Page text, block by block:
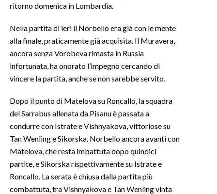
#CARAUNIONE
3 MINUTI CON
INSULARITÀ
INFO AZIENDE
ANNUNCI
PUBBLICITÀ
SPIAGGE
STORE
ritorno domenica in Lombardia.
Nella partita di ieri il Norbello era già con le mente
alla finale, praticamente già acquisita. Il Muravera,
ancora senza Vorobeva rimasta in Russia
infortunata, ha onorato l’impegno cercando di
vincere la partita, anche se non sarebbe servito.
Dopo il punto di Matelova su Roncallo, la squadra
del Sarrabus allenata da Pisanu è passata a
condurre con Istrate e Vishnyakova, vittoriose su
Tan Wenling e Sikorska. Norbello ancora avanti con
Matelova, che resta imbattuta dopo quindici
partite, e Sikorska rispettivamente su Istrate e
Roncallo. La serata è chiusa dalla partita più
combattuta, tra Vishnyakova e Tan Wenling vinta